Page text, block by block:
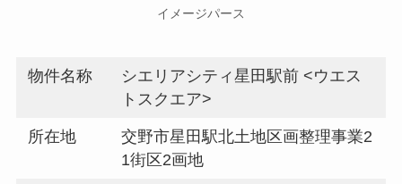
イメージパース
物件名称
シエリアシティ星田駅前 <ウエス
トスクエア>
所在地
交野市星田駅北土地区画整理事業2
1街区2画地